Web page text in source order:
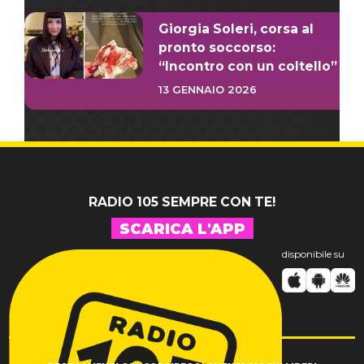
Giorgia Soleri, corsa al
pronto soccorso:
“Incontro con un coltello”
13 GENNAIO 2026
RADIO 105 SEMPRE CON TE!
SCARICA L'APP
disponibile su